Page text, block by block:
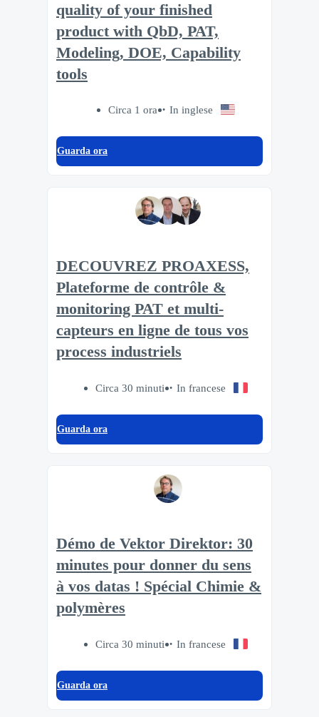
quality of your finished
product with QbD, PAT,
Modeling, DOE, Capability
tools
Circa 1 ora In inglese
Guarda ora
DECOUVREZ PROAXESS,
Plateforme de contrôle &
monitoring PAT et multi-
capteurs en ligne de tous vos
process industriels
Circa 30 minuti In francese
Guarda ora
Démo de Vektor Direktor: 30
minutes pour donner du sens
à vos datas ! Spécial Chimie &
polymères
Circa 30 minuti In francese
Guarda ora